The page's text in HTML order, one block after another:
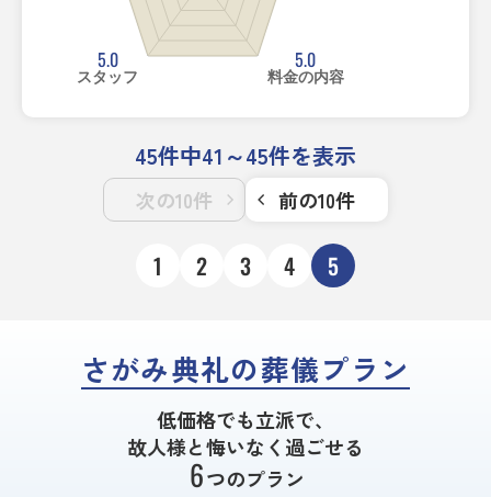
5.0
料金の内容
5.0
スタッフ
45件中41～45件を表示
前の10件
1 2 3 4 5
次の10件
さがみ典礼の葬儀プラン
低価格でも立派で、
故人様と悔いなく過ごせる
6つのプラン